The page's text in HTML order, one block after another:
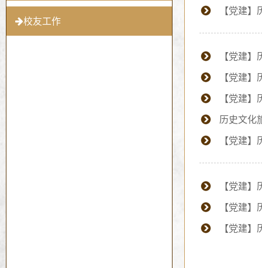
校友工作
【党建
【党建
历史文化
【党建
【党建